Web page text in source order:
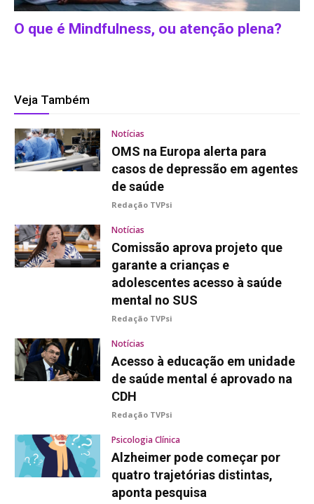
O que é Mindfulness, ou atenção plena?
Veja Também
Notícias
OMS na Europa alerta para
casos de depressão em agentes
de saúde
Redação TVPsi
Notícias
Comissão aprova projeto que
garante a crianças e
adolescentes acesso à saúde
mental no SUS
Redação TVPsi
Notícias
Acesso à educação em unidade
de saúde mental é aprovado na
CDH
Redação TVPsi
Psicologia Clínica
Alzheimer pode começar por
quatro trajetórias distintas,
aponta pesquisa